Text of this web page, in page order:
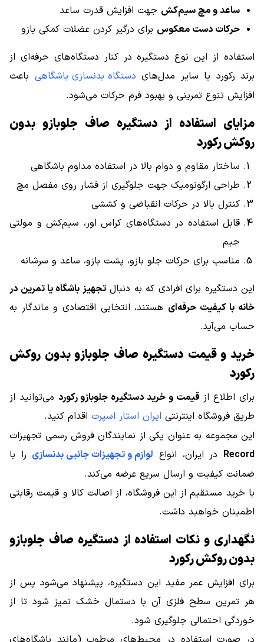
ساعد و مچ سیم‌کش جهت افزایش قدرت ساعد
حرکات دست معکوس برای درگیر کردن عضلات کمکی بازو
استفاده از این نوع دستگیره در کنار دستگاه‌های حرفه‌ای از
برند رکورد یا سایر مدل‌های دستگاه بدنسازی باشگاهی باعث
افزایش تنوع تمرینی و بهبود فرم حرکات می‌شود.
مزایای استفاده از دستگیره صاف جلوبازو بدون
روکش رکورد
ساختار مقاوم و دوام بالا در استفاده مداوم باشگاهی
طراحی ارگونومیک جهت جلوگیری از فشار روی مفصل مچ
کنترل بالا در حرکات انقباضی و کششی
قابل استفاده در دستگاه‌های کراس اور، سیم‌کش و مولتی
جیم
مناسب برای حرکات جلو بازو، پشت بازو، ساعد و سرشانه
این دستگیره برای افرادی که به دنبالتجهیز باشگاه یا تمرین در
خانه با کیفیت حرفه‌ای هستند، انتخابی اقتصادی و ماندگار به
حساب می‌آید.
خرید و قیمت دستگیره صاف جلوبازو بدون روکش
رکورد
برای اطلاع ازقیمت و خرید دستگیره جلوبازو رکورد می‌توانید از
طریق فروشگاه اینترنتی ایران استار اسپرت اقدام کنید.
این مجموعه به عنوان یکی از نمایندگان فروش رسمی تجهیزات
Record در ایران، انواع لوازم و تجهیزات جانبی بدنسازی را با
ضمانت کیفیت و ارسال سریع عرضه می‌کند.
با خرید مستقیم از این فروشگاه، از اصالت کالا و قیمت رقابتی
اطمینان خواهید داشت.
نگهداری و نکات استفاده از دستگیره صاف جلوبازو
بدون روکش رکورد
برای افزایش عمر مفید این دستگیره، پیشنهاد می‌شود پس از
هر تمرین سطح فلزی آن با دستمال خشک تمیز شود تا از
خوردگی احتمالی جلوگیری شود.